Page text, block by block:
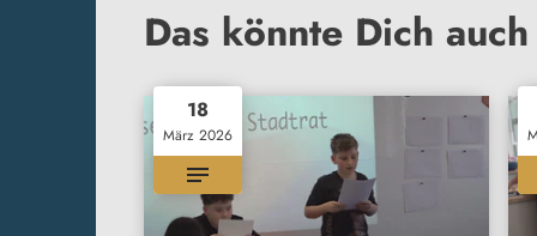
Das könnte Dich
18
März 2026